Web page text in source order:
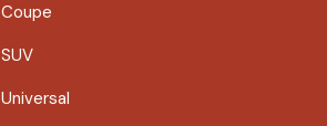
Coupe
SUV
Universal